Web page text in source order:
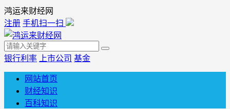
鸿运来财经网
注册 手机扫一扫
银行利率 上市公司 基金
网站首页
财经知识
百科知识